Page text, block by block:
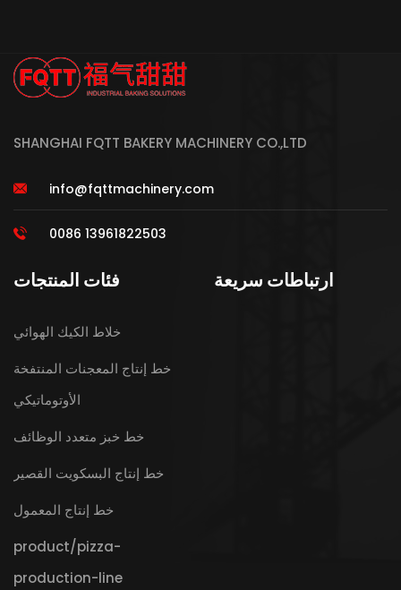
SHANGHAI FQTT BAKERY MACHINERY CO.,LTD
info@fqttmachinery.com
0086 13961822503
فئات المنتجات
خلاط الكيك الهوائي
خط إنتاج المعجنات المنتفخة
الأوتوماتيكي
خط خبز متعدد الوظائف
خط إنتاج البسكويت القصير
خط إنتاج المعمول
product/pizza-
production-line
ارتباطات سريعة